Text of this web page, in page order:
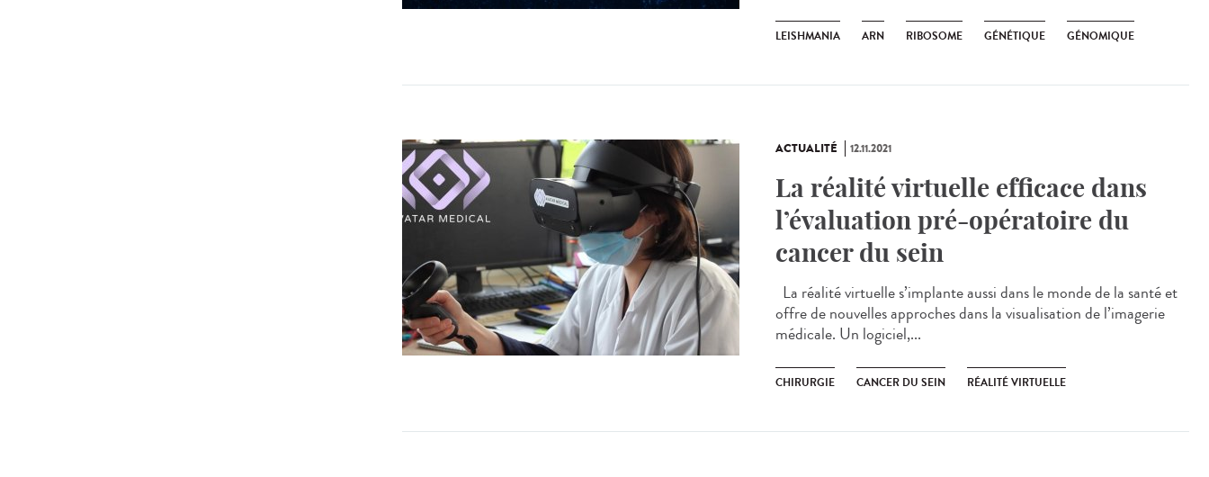
LEISHMANIA ARN RIBOSOME GÉNÉTIQUE GÉNOMIQUE
ACTUALITÉ 12.11.2021
La réalité virtuelle efficace dans
l’évaluation pré-opératoire du
cancer du sein
La réalité virtuelle s’implante aussi dans le monde de la santé et
offre de nouvelles approches dans la visualisation de l’imagerie
médicale. Un logiciel,...
CHIRURGIE CANCER DU SEIN RÉALITÉ VIRTUELLE